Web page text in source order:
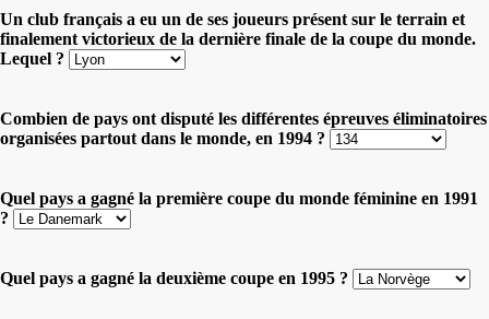
Un club français a eu un de ses joueurs présent sur le terrain et
finalement victorieux de la dernière finale de la coupe du monde.
Lequel ?
Combien de pays ont disputé les différentes épreuves éliminatoires
organisées partout dans le monde, en 1994 ?
Quel pays a gagné la première coupe du monde féminine en 1991
?
Quel pays a gagné la deuxième coupe en 1995 ?